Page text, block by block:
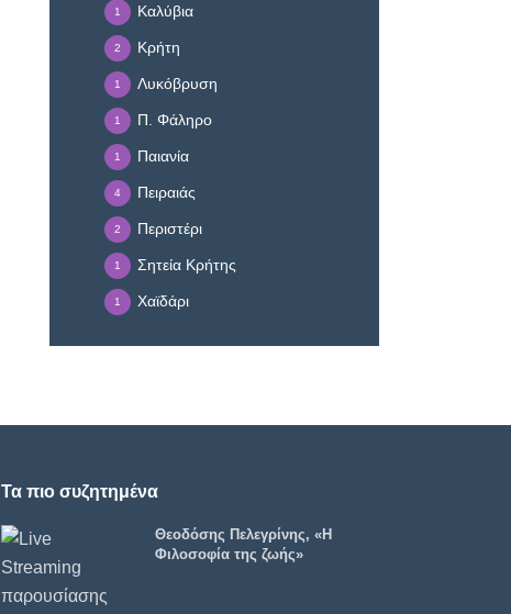
Καλύβια
1
Κρήτη
2
Λυκόβρυση
1
Π. Φάληρο
1
Παιανία
1
Πειραιάς
4
Περιστέρι
2
Σητεία Κρήτης
1
Χαϊδάρι
1
Τα πιο συζητημένα
Θεοδόσης Πελεγρίνης, «Η
Φιλοσοφία της ζωής»